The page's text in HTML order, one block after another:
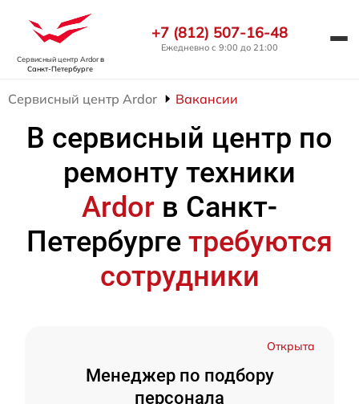
Сервисный центр Ardorв
Санкт-Петербурге
+7 (812) 507-16-48
Ежедневно с 9:00 до 21:00
Сервисный центр Ardor Вакансии
В сервисный центр по
ремонту техники
Ardor в Санкт-
Петербурге требуются
сотрудники
Открыта
Менеджер по подбору
персонала